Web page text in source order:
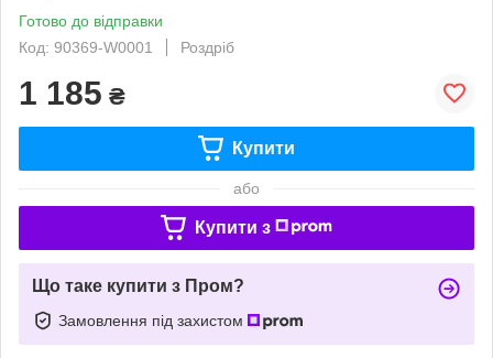
Готово до відправки
Код: 90369-W0001
Роздріб
1 185 ₴
Купити
або
Купити з
Що таке купити з Пром?
Замовлення під захистом